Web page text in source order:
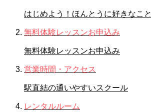
はじめよう！ほんとうに好きなこと
無料体験レッスンお申込み
無料体験レッスンお申込み
営業時間・アクセス
駅直結の通いやすいスクール
レンタルルーム